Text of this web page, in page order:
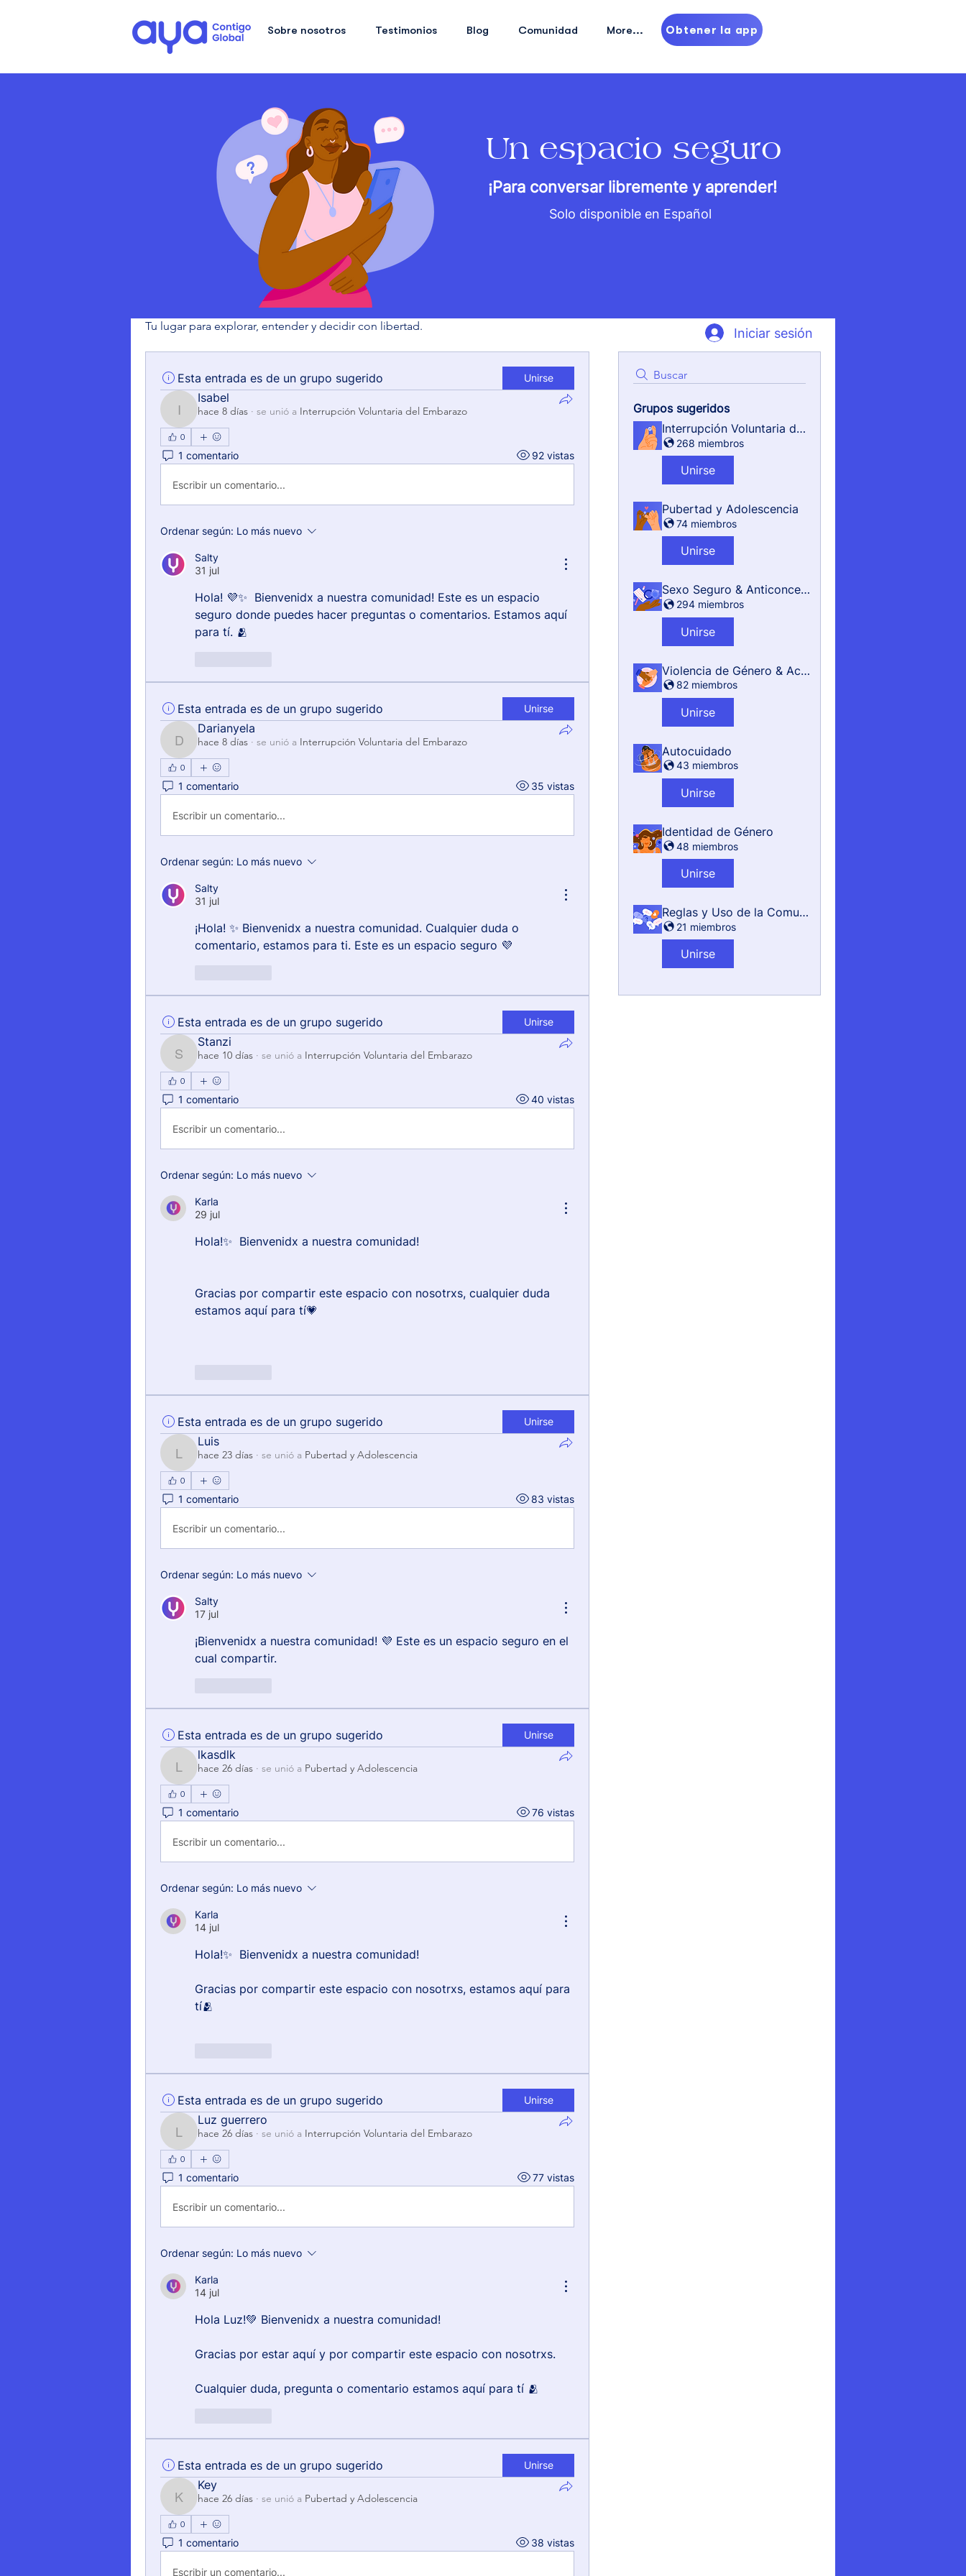
Sobre nosotros Testimonios Blog Comunidad More... Obtener la app
Solo disponible en Español
Un espacio seguro
¡Para conversar libremente y aprender!
Tu lugar para explorar, entender y decidir con libertad.
Buscar
Grupos sugeridos
Interrupción Voluntaria del Embarazo
268 miembros
Unirse
Pubertad y Adolescencia
74 miembros
Unirse
Sexo Seguro & Anticonceptivos
294 miembros
Unirse
Violencia de Género & Acoso
82 miembros
Unirse
Autocuidado
43 miembros
Unirse
Identidad de Género
48 miembros
Unirse
Reglas y Uso de la Comunidad
21 miembros
Unirse
Esta entrada es de un grupo sugerido Unirse
Isabel
Isabel
hace 8 días · se unió a Interrupción Voluntaria del Embarazo
0
1 comentario 92 vistas
Escribir un comentario...
Ordenar según: Lo más nuevo
Salty
31 jul
Hola! 💜✨  Bienvenidx a nuestra comunidad! Este es un espacio
seguro donde puedes hacer preguntas o comentarios. Estamos aquí
para tí. 🫂
Esta entrada es de un grupo sugerido Unirse
Darianyela
Darianyela
hace 8 días · se unió a Interrupción Voluntaria del Embarazo
0
1 comentario 35 vistas
Escribir un comentario...
Ordenar según: Lo más nuevo
Salty
31 jul
¡Hola! ✨ Bienvenidx a nuestra comunidad. Cualquier duda o
comentario, estamos para ti. Este es un espacio seguro 💜
Esta entrada es de un grupo sugerido Unirse
Stanzi
Stanzi
hace 10 días · se unió a Interrupción Voluntaria del Embarazo
0
1 comentario 40 vistas
Escribir un comentario...
Ordenar según: Lo más nuevo
Karla
29 jul
Hola!✨  Bienvenidx a nuestra comunidad!
Gracias por compartir este espacio con nosotrxs, cualquier duda
estamos aquí para tí💗
Esta entrada es de un grupo sugerido Unirse
Luis
Luis
hace 23 días · se unió a Pubertad y Adolescencia
0
1 comentario 83 vistas
Escribir un comentario...
Ordenar según: Lo más nuevo
Salty
17 jul
¡Bienvenidx a nuestra comunidad! 💜 Este es un espacio seguro en el
cual compartir.
Esta entrada es de un grupo sugerido Unirse
lkasdlk
lkasdlk
hace 26 días · se unió a Pubertad y Adolescencia
0
1 comentario 76 vistas
Escribir un comentario...
Ordenar según: Lo más nuevo
Karla
14 jul
Hola!✨  Bienvenidx a nuestra comunidad!
Gracias por compartir este espacio con nosotrxs, estamos aquí para
tí🫂
Esta entrada es de un grupo sugerido Unirse
Luz guerrero
Luz guerrero
hace 26 días · se unió a Interrupción Voluntaria del Embarazo
0
1 comentario 77 vistas
Escribir un comentario...
Ordenar según: Lo más nuevo
Karla
14 jul
Hola Luz!💚 Bienvenidx a nuestra comunidad!
Gracias por estar aquí y por compartir este espacio con nosotrxs.
Cualquier duda, pregunta o comentario estamos aquí para tí 🫂
Esta entrada es de un grupo sugerido Unirse
Key
Key
hace 26 días · se unió a Pubertad y Adolescencia
0
1 comentario 38 vistas
Escribir un comentario...
Iniciar sesión